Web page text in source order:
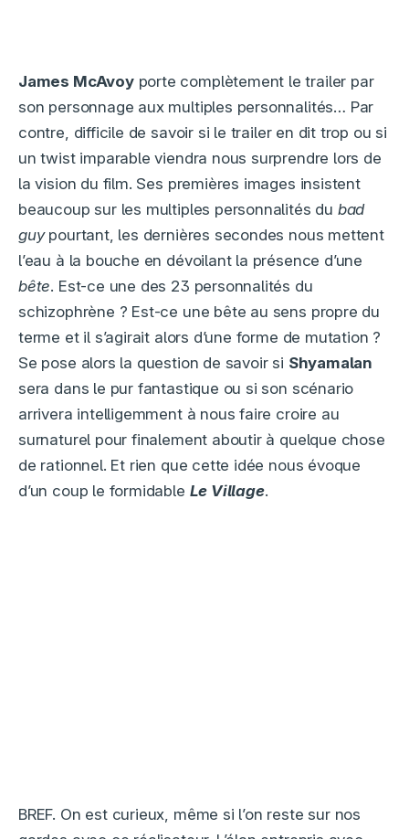
James McAvoyporte complètement le trailer par
son personnage aux multiples personnalités… Par
contre, difficile de savoir si le trailer en dit trop ou si
un twist imparable viendra nous surprendre lors de
la vision du film. Ses premières images insistent
beaucoup sur les multiples personnalités du bad
guy pourtant, les dernières secondes nous mettent
l’eau à la bouche en dévoilant la présence d’une
bête. Est-ce une des 23 personnalités du
schizophrène ? Est-ce une bête au sens propre du
terme et il s’agirait alors d’une forme de mutation ?
Se pose alors la question de savoir si Shyamalan
sera dans le pur fantastique ou si son scénario
arrivera intelligemment à nous faire croire au
surnaturel pour finalement aboutir à quelque chose
de rationnel. Et rien que cette idée nous évoque
d’un coup le formidable Le Village.
BREF. On est curieux, même si l’on reste sur nos